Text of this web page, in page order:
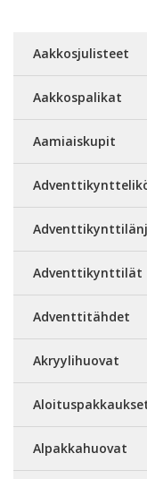
Aakkosjulisteet
Aakkospalikat
Aamiaiskupit
Adventtikynttilät
Adventtitähdet
Akryylihuovat
Alpakkahuovat